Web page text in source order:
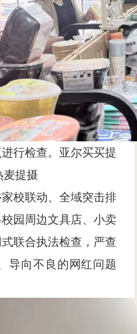
行检查。亚尔买买提
麦提摄
校联动、全域突击排
园周边文具店、小卖
联合执法检查，严查
导向不良的网红问题